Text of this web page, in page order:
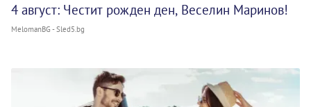
4 август: Честит рожден ден, Веселин Маринов!
MelomanBG - Sled5.bg